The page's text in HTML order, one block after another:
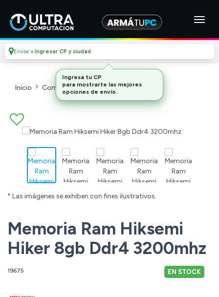
Enviar a Ingresar CP y ciudad
Inicio Componentes De Pc Memorias
* Las imágenes se exhiben con fines ilustrativos.
Memoria Ram Hiksemi
Hiker 8gb Ddr4 3200mhz
19675 EN STOCK